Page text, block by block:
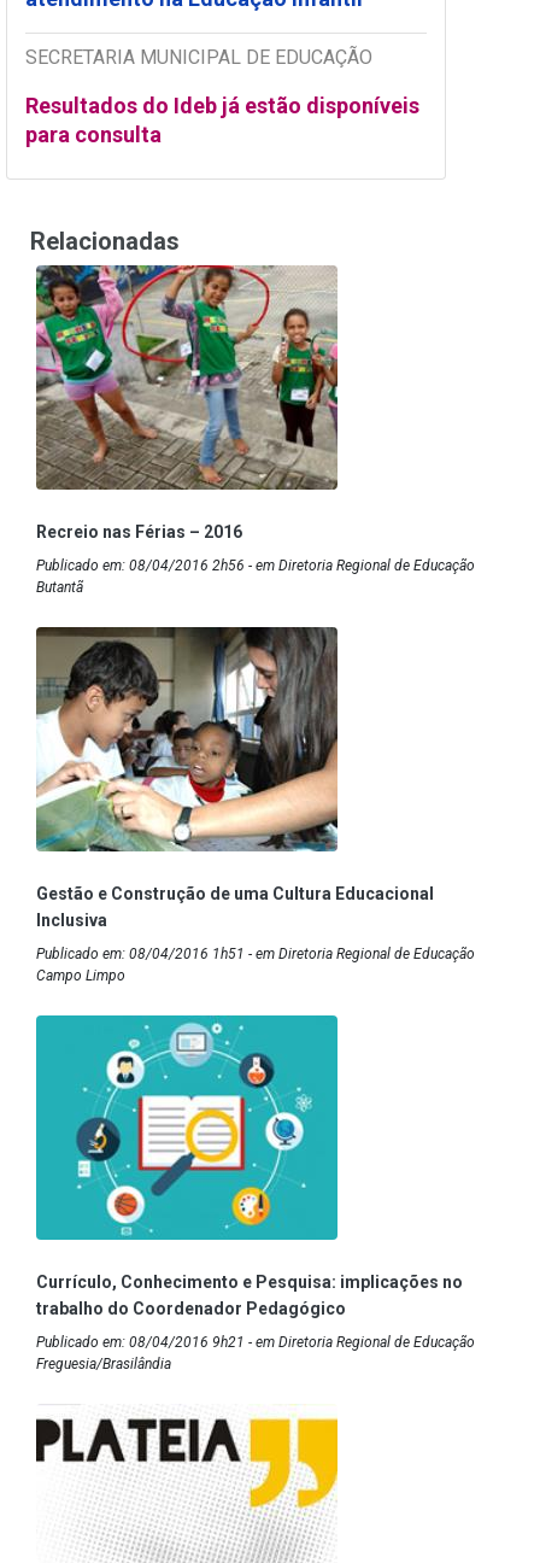
SECRETARIA MUNICIPAL DE EDUCAÇÃO
Resultados do Ideb já estão disponíveis
para consulta
Relacionadas
Recreio nas Férias – 2016
Publicado em: 08/04/2016 2h56 - em Diretoria Regional de Educação
Butantã
Gestão e Construção de uma Cultura Educacional
Inclusiva
Publicado em: 08/04/2016 1h51 - em Diretoria Regional de Educação
Campo Limpo
Currículo, Conhecimento e Pesquisa: implicações no
trabalho do Coordenador Pedagógico
Publicado em: 08/04/2016 9h21 - em Diretoria Regional de Educação
Freguesia/Brasilândia